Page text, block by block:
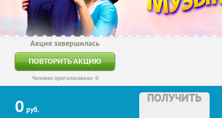
Акция завершилась
ПОВТОРИТЬ АКЦИЮ
Человек проголосовало: 0
0 руб.
ПОЛУЧИТЬ